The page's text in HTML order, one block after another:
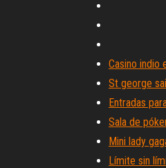
Casino indio
St george
Entradas
Sala de
Mini lady
Límite sin